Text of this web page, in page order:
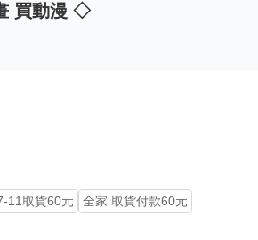
買動漫 ◇
11取貨60元
全家 取貨付款60元